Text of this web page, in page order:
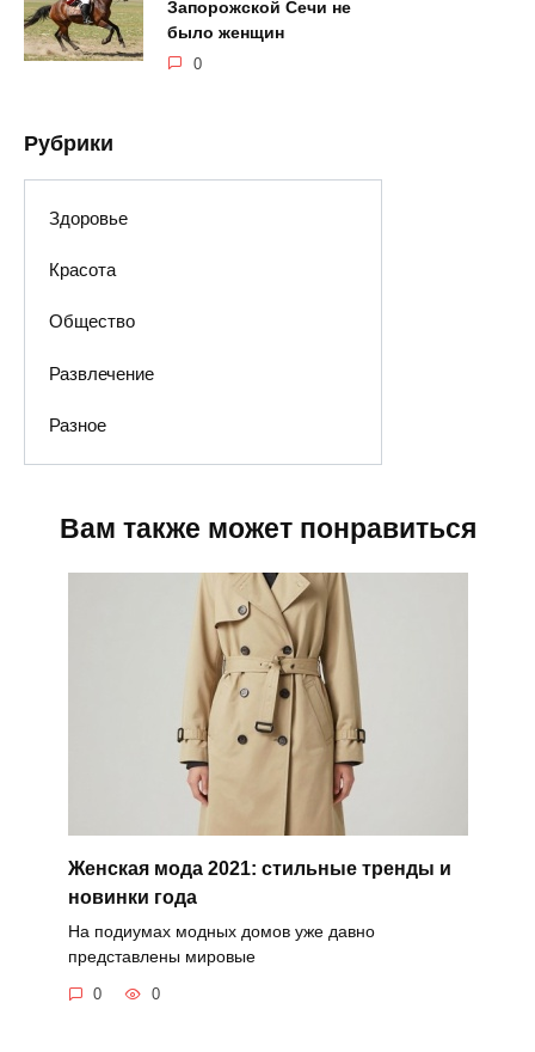
Запорожской Сечи не
было женщин
0
Рубрики
Здоровье
Красота
Общество
Развлечение
Разное
Вам также может понравиться
Женская мода 2021: стильные тренды и
новинки года
На подиумах модных домов уже давно
представлены мировые
0 0